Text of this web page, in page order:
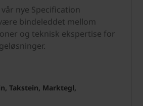
nye Specification
bindeleddet mellom
og teknisk ekspertise for
Takstein, Marktegl,